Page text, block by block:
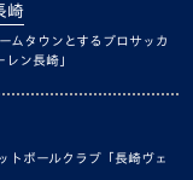
崎
ムタウンとするプロサッカ
ン長崎」
トボールクラブ「長崎ヴェ